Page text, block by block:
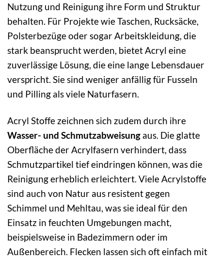
Nutzung und Reinigung ihre Form und Struktur
behalten. Für Projekte wie Taschen, Rucksäcke,
Polsterbezüge oder sogar Arbeitskleidung, die
stark beansprucht werden, bietet Acryl eine
zuverlässige Lösung, die eine lange Lebensdauer
verspricht. Sie sind weniger anfällig für Fusseln
und Pilling als viele Naturfasern.
Acryl Stoffe zeichnen sich zudem durch ihre
Wasser- und Schmutzabweisung aus. Die glatte
Oberfläche der Acrylfasern verhindert, dass
Schmutzpartikel tief eindringen können, was die
Reinigung erheblich erleichtert. Viele Acrylstoffe
sind auch von Natur aus resistent gegen
Schimmel und Mehltau, was sie ideal für den
Einsatz in feuchten Umgebungen macht,
beispielsweise in Badezimmern oder im
Außenbereich. Flecken lassen sich oft einfach mit